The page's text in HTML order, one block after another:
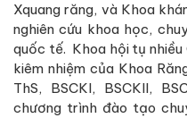
Xquang răng, và Khoa
nghiên cứu khoa học,
quốc tế. Khoa hội tụ nhiều
kiêm nhiệm của Khoa
ThS, BSCKI, BSCKII,
chương trình đào tạo